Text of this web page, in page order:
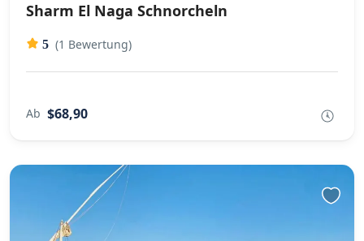
Sharm El Naga Schnorcheln
5 (1 Bewertung)
Ab $68,90